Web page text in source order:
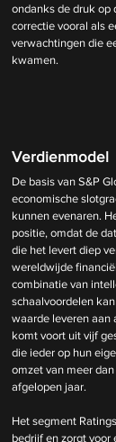
ondanks de druk op
correctie vooral als
verwachtingen die
kwamen.
Verdienmodel
De basis van S&P
economische
kunnen evenaren.
positie, omdat de
die het levert diep
wereldwijde
combinatie van
schaalvoordelen
waarde leveren aan
komt voort uit vijf
die ieder op hun
omzet van meer
afgelopen jaar.
Het segment
bedrijf en zorgt voor